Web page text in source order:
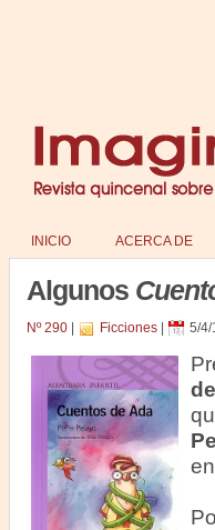
INICIO ACERCA DE
Algunos
Nº 290| Ficciones| 5/4/